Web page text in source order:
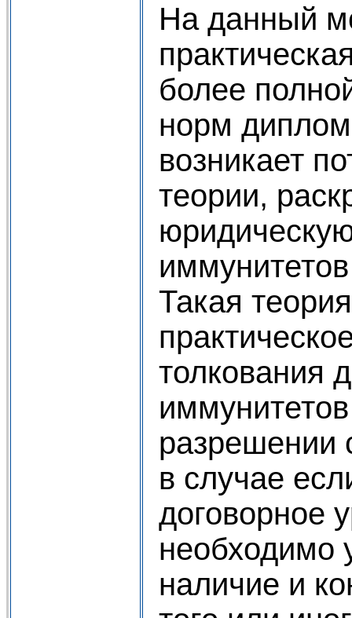
На данный
более
норм
возникает
теории,
Такая
толкования
разрешении
в случае
договорное
необходимо
наличие и